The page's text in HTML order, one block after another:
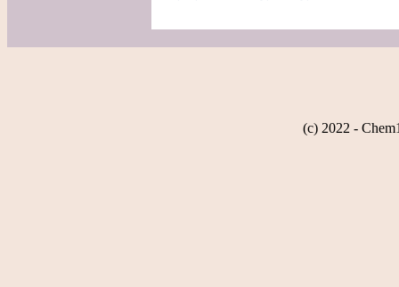
(c) 2022 -